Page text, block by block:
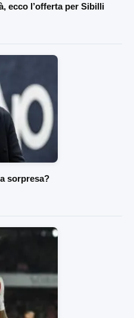
ecco l’offerta per Sibilli
sorpresa?